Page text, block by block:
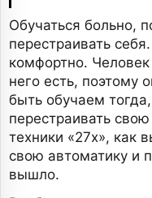
Обучаться больно,
перестраивать
комфортно.
него есть, поэтому
быть обучаем
перестраивать
техники «27х», как
свою автоматику и
вышло.